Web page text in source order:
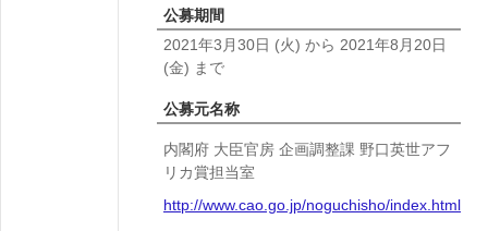
公募期間
2021年3月30日 (火) から 2021年8月20日
(金) まで
公募元名称
内閣府 大臣官房 企画調整課 野口英世アフ
リカ賞担当室
http://www.cao.go.jp/noguchisho/index.html